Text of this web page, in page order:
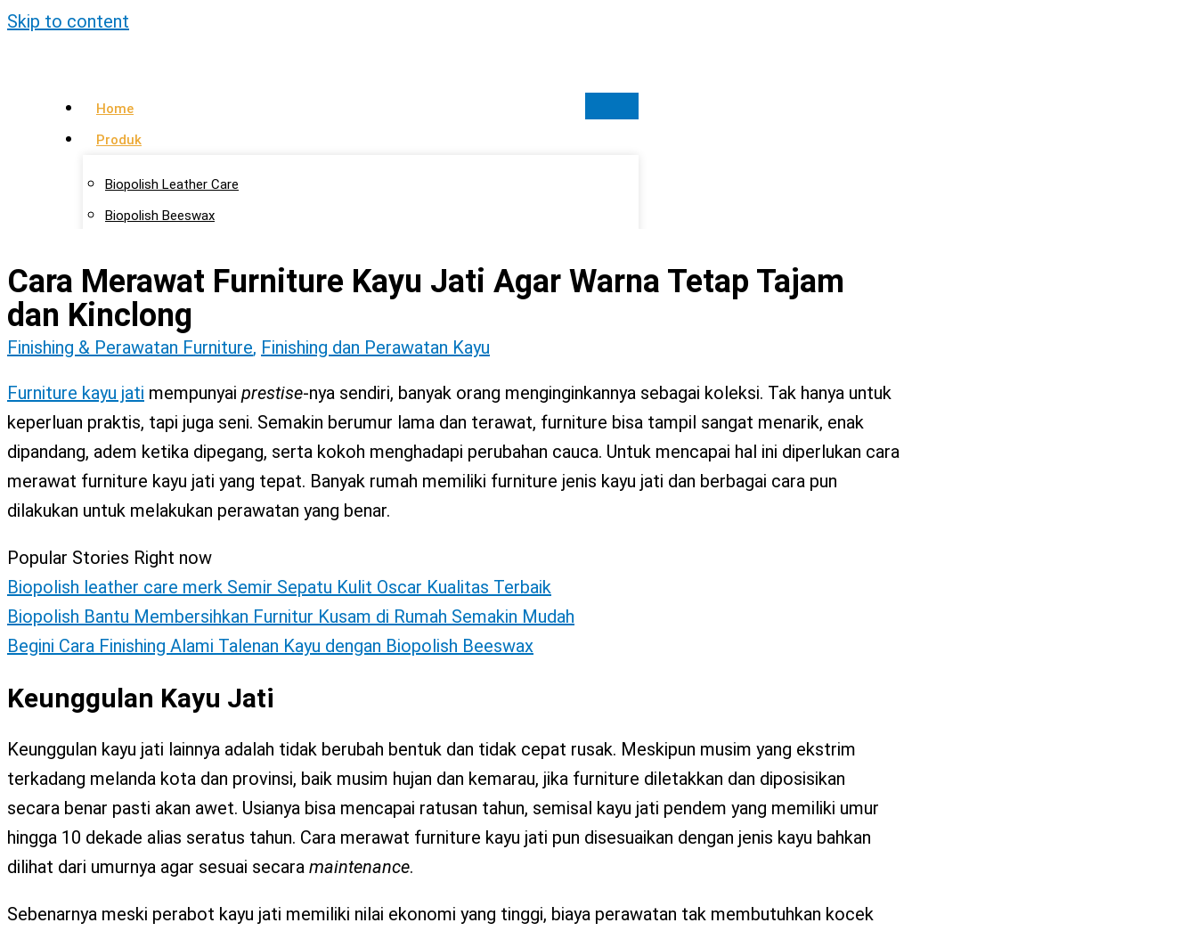
Skip to content
Home
Produk
Biopolish Leather Care
Biopolish Beeswax
Artikel
Lokasi Agen
Kontak Kami
Cara Merawat Furniture Kayu Jati Agar Warna Tetap Tajam
dan Kinclong
Finishing & Perawatan Furniture, Finishing dan Perawatan Kayu
Furniture kayu jati mempunyai prestise-nya sendiri, banyak orang menginginkannya sebagai koleksi. Tak hanya untuk
keperluan praktis, tapi juga seni. Semakin berumur lama dan terawat, furniture bisa tampil sangat menarik, enak
dipandang, adem ketika dipegang, serta kokoh menghadapi perubahan cauca. Untuk mencapai hal ini diperlukan cara
merawat furniture kayu jati yang tepat. Banyak rumah memiliki furniture jenis kayu jati dan berbagai cara pun
dilakukan untuk melakukan perawatan yang benar.
Popular Stories Right now
Biopolish leather care merk Semir Sepatu Kulit Oscar Kualitas Terbaik
Biopolish Bantu Membersihkan Furnitur Kusam di Rumah Semakin Mudah
Begini Cara Finishing Alami Talenan Kayu dengan Biopolish Beeswax
Keunggulan Kayu Jati
Keunggulan kayu jati lainnya adalah tidak berubah bentuk dan tidak cepat rusak. Meskipun musim yang ekstrim
terkadang melanda kota dan provinsi, baik musim hujan dan kemarau, jika furniture diletakkan dan diposisikan
secara benar pasti akan awet. Usianya bisa mencapai ratusan tahun, semisal kayu jati pendem yang memiliki umur
hingga 10 dekade alias seratus tahun. Cara merawat furniture kayu jati pun disesuaikan dengan jenis kayu bahkan
dilihat dari umurnya agar sesuai secara maintenance.
Sebenarnya meski perabot kayu jati memiliki nilai ekonomi yang tinggi, biaya perawatan tak membutuhkan kocek